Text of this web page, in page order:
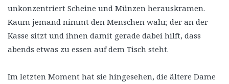
unkonzentriert Scheine und Münzen herauskramen.
Kaum jemand nimmt den Menschen wahr, der an der
Kasse sitzt und ihnen damit gerade dabei hilft, dass
abends etwas zu essen auf dem Tisch steht.
Im letzten Moment hat sie hingesehen, die ältere Dame